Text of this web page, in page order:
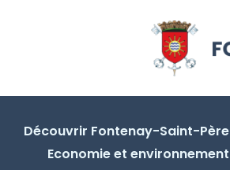
Découvrir Fontenay-Saint-Père
Economie et environnement